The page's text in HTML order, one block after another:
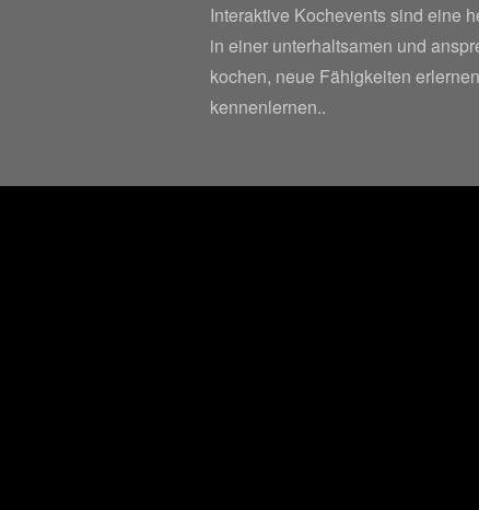
Interaktive Kochevents sind eine
in einer unterhaltsamen und
kochen, neue Fähigkeiten
kennenlernen..